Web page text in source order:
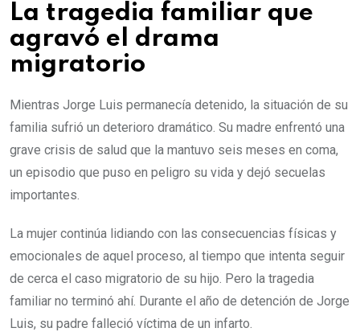
La tragedia familiar que
agravó el drama
migratorio
Mientras Jorge Luis permanecía detenido, la situación de su
familia sufrió un deterioro dramático. Su madre enfrentó una
grave crisis de salud que la mantuvo seis meses en coma,
un episodio que puso en peligro su vida y dejó secuelas
importantes.
La mujer continúa lidiando con las consecuencias físicas y
emocionales de aquel proceso, al tiempo que intenta seguir
de cerca el caso migratorio de su hijo. Pero la tragedia
familiar no terminó ahí. Durante el año de detención de Jorge
Luis, su padre falleció víctima de un infarto.